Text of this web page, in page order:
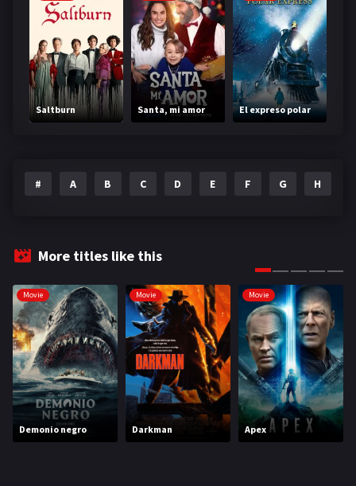
Saltburn Santa, mi amor El expreso polar
# A B C D E F G H
More titles like this
Movie
Demonio negro
Movie
Darkman
Movie
Apex